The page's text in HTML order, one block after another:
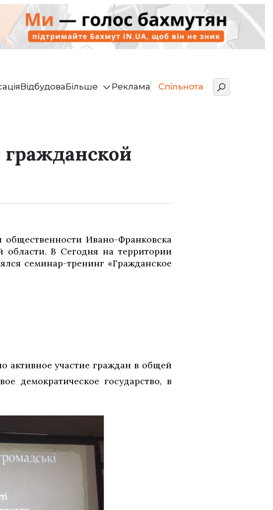
ВідбудоваБільше Реклама Спільнота
общественности Ивано-Франковска
области. В Сегодня на территории
семинар-тренинг «Гражданское
участие граждан в общей
демократическое государство, в